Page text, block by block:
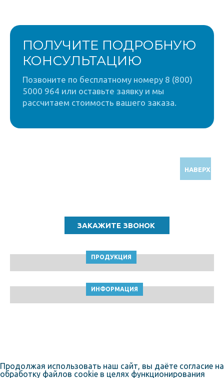
ПОЛУЧИТЕ ПОДРОБНУЮ
КОНСУЛЬТАЦИЮ
Позвоните по бесплатному номеру 8 (800)
5000 964 или оставьте заявку и мы
рассчитаем стоимость вашего заказа.
НАВЕРХ
ПРОДУКЦИЯ
ИНФОРМАЦИЯ
Продолжая использовать наш сайт, вы даёте согласие на
обработку файлов cookie в целях функционирования